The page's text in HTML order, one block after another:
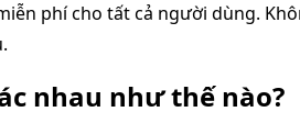
phí cho tất cả người dùng.
nhau như thế nào?